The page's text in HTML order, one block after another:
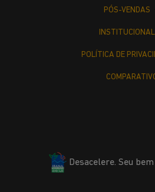
PÓS-VENDAS
INSTITUCIONAL
POLÍTICA DE
Desacelere. Seu